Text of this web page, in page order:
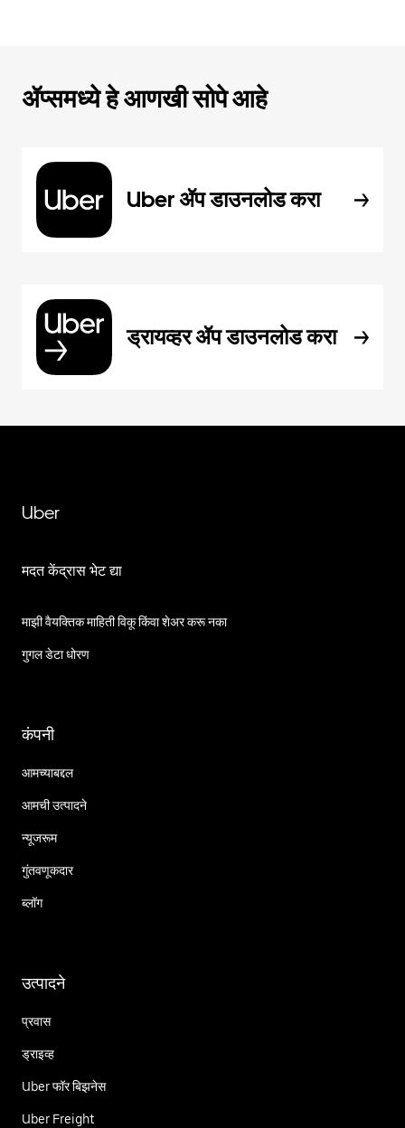
ॲप्समध्ये हे आणखी सोपे आहे
Uber ॲप डाउनलोड करा
ड्रायव्हर ॲप डाउनलोड करा
Uber
मदत केंद्रास भेट द्या
माझी वैयक्तिक माहिती विकू किंवा शेअर करू नका
गुगल डेटा धोरण
कंपनी
आमच्याबद्दल
आमची उत्पादने
न्यूजरूम
गुंतवणूकदार
ब्लॉग
उत्पादने
प्रवास
ड्राइव्ह
Uber फॉर बिझनेस
Uber Freight